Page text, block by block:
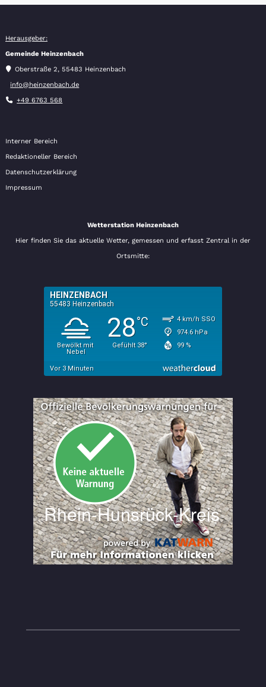
Herausgeber:
Gemeinde Heinzenbach
Oberstraße 2, 55483 Heinzenbach
info@heinzenbach.de
+49 6763 568
Interner Bereich
Redaktioneller Bereich
Datenschutzerklärung
Impressum
Wetterstation Heinzenbach
Hier finden Sie das aktuelle Wetter, gemessen und erfasst Zentral in der
Ortsmitte: